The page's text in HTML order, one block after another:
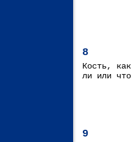
8
Кость,
ли или
9